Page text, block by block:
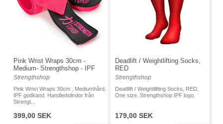
Pink Wrist Wraps 30cm -
Medium- Strengthshop - IPF
Strengthshop
Pink Wrist Wraps 30cm , Mediumhård,
IPF godkänd. Handledslindor från
Strengt...
399,00 SEK
Deadlift / Weightlifting Socks,
RED
Strengthshop
Deadlift / Weightlifting Socks, RED,
One size. Strengthshop IPF logo.
179,00 SEK